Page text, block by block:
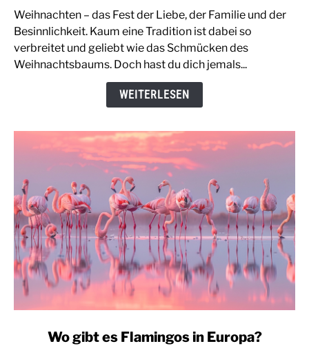
bedeutet
ein
Vogel
im
Weihnachten – das Fest der Liebe, der Familie und der
Besinnlichkeit. Kaum eine Tradition ist dabei so
verbreitet und geliebt wie das Schmücken des
Weihnachtsbaums. Doch hast du dich jemals...
WEITERLESEN
Wo gibt es Flamingos in Europa?